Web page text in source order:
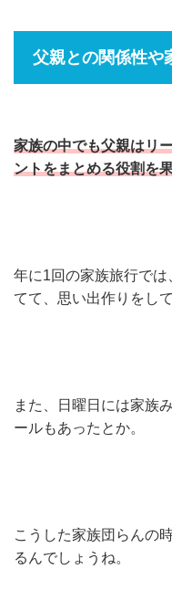
父親との関係性や
家族の中でも父親はリ
ントをまとめる役割を
年に1回の家族旅行で
てて、思い出作りをし
また、日曜日には家族
ールもあったとか。
こうした家族団らんの
るんでしょうね。